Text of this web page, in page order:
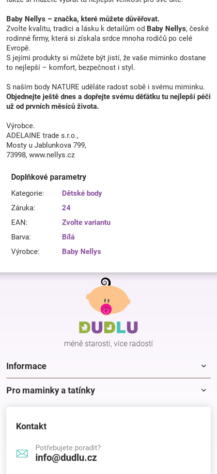
Baby Nellys – značka, které můžete důvěřovat.
Zvolte kvalitu, tradici a lásku k detailům od Baby Nellys, české
rodinné firmy, která si získala srdce mnoha rodičů po celé
Evropě.
S jejími produkty si můžete být jistí, že vaše miminko dostane
to nejlepší – komfort, bezpečnost i styl.
S naším body NATURE uděláte radost sobě i svému miminku.
Objednejte ještě dnes a dopřejte svému děťátku tu nejlepší péči
už od prvních měsíců života.
Výrobce.
ADELAINE trade s.r.o.,
Mosty u Jablunkova 799,
73998, www.nellys.cz
Doplňkové parametry
Kategorie:
Dětské body
Záruka:
24
EAN:
Zvolte variantu
Barva:
Bílá
Výrobce: Baby Nellys
Z
méně starostí, více radostí
Informace
Pro maminky a tatínky
Kontakt
Potřebujete poradit?
info@dudlu.cz